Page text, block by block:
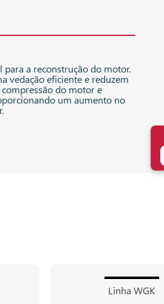
para a reconstrução do motor.
vedação eficiente e reduzem
do motor e
um aumento no
Linha WGK